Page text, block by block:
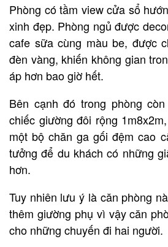
Phòng có tầm view cửa sổ
xinh đẹp. Phòng ngủ được
cafe sữa cùng màu be, được
đèn vàng, khiến không gian
áp hơn bao giờ hết.
Bên cạnh đó trong phòng
chiếc giường đôi rộng
một bộ chăn ga gối đệm cao
tưởng để du khách có những
hơn.
Tuy nhiên lưu ý là căn phòng
thêm giường phụ vì vậy căn
cho những chuyến đi hai người.